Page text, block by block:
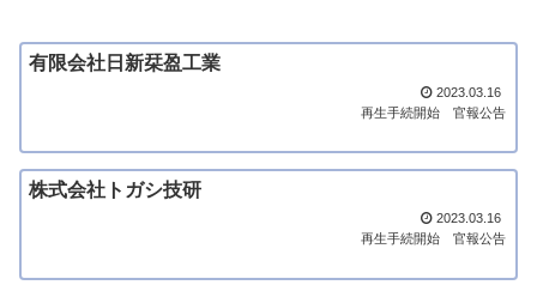
有限会社日新栞盈工業
2023.03.16
再生手続開始
官報公告
株式会社トガシ技研
2023.03.16
再生手続開始
官報公告